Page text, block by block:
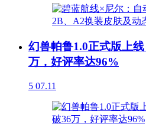
幻兽帕鲁1.0正式版上
万，好评率达96%
5 07.11